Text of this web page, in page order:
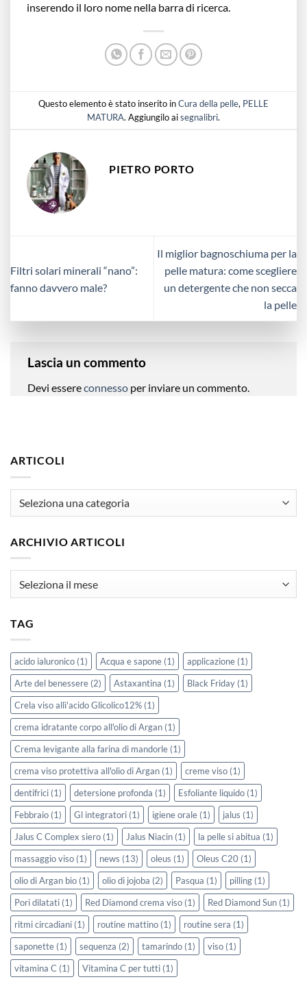
inserendo il loro nome nella barra di ricerca.
Questo elemento è stato inserito inCura della pelle, PELLE
MATURA. Aggiungilo aisegnalibri.
PIETRO PORTO
Filtri solari minerali “nano”:
fanno davvero male?
Il miglior bagnoschiuma per la
pelle matura: come scegliere
un detergente che non secca
la pelle
Lascia un commento
Devi essereconnesso per inviare un commento.
ARTICOLI
ARCHIVIO ARTICOLI
TAG
acido ialuronico (1) Acqua e sapone (1) applicazione (1)
Arte del benessere (2) Astaxantina (1) Black Friday (1)
Crela viso allì'acido Glicolico12% (1)
crema idratante corpo all'olio di Argan (1)
Crema levigante alla farina di mandorle (1)
crema viso protettiva all'olio di Argan (1) creme viso (1)
dentifrici (1) detersione profonda (1) Esfoliante liquido (1)
Febbraio (1) Gl integratori (1) igiene orale (1) jalus (1)
Jalus C Complex siero (1) Jalus Niacin (1) la pelle si abitua (1)
massaggio viso (1) news (13) oleus (1) Oleus C20 (1)
olio di Argan bio (1) olio di jojoba (2) Pasqua (1) pilling (1)
Pori dilatati (1) Red Diamond crema viso (1) Red Diamond Sun (1)
ritmi circadiani (1) routine mattino (1) routine sera (1)
saponette (1) sequenza (2) tamarindo (1) viso (1)
vitamina C (1) Vitamina C per tutti (1)